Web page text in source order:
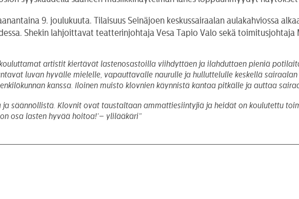
9. joulukuuta. Tilaisuus Seinäjoen keskussairaalan aulakahviossa
Shekin lahjoittavat teatterinjohtaja Vesa Tapio Valo sekä toimitusjohtaja
artistit kiertävät lastenosastoilla viihdyttäen ja ilahduttaen pieniä
luvan hyvälle mielelle, vapauttavalle naurulle ja hulluttelulle keskellä
kanssa. Iloinen muisto klovnien käynnistä kantaa pitkälle ja auttaa
säännöllistä. Klovnit ovat taustaltaan ammattiesiintyjiä ja heidät on koulutettu
osa lasten hyvää hoitoa!’– ylilääkäri”